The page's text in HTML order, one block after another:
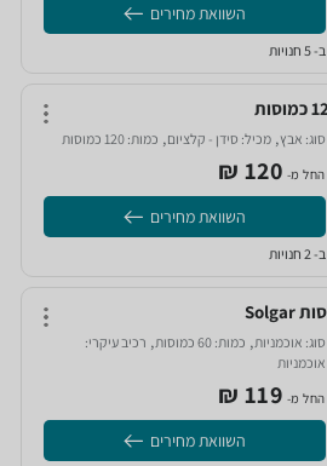
השוואת מחירים
ב- 5 חנויות
סוג: אבץ‏,מכיל: סידן - קלציום‏ , כמות:120 כמוסות‏
החל מ- 120‏ ₪
השוואת מחירים
ב- 2 חנויות
סוג: אוכמניות‏ , כמות:60 כמוסות‏ , רכיב עיקרי:
אוכמניות‏
החל מ- 119‏ ₪
השוואת מחירים